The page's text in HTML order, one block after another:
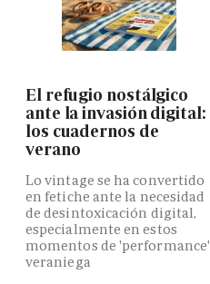
El refugio nostálgico
ante la invasión digital:
los cuadernos de
verano
Lo vintage se ha convertido
en fetiche ante la necesidad
de desintoxicación digital,
especialmente en estos
momentos de 'performance'
veraniega